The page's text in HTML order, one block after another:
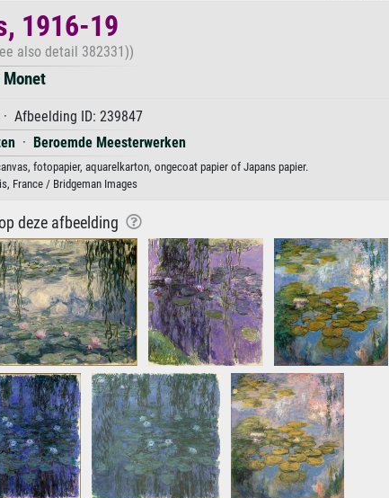
1916-19
also detail 382331))
Afbeelding ID: 239847
· Beroemde Meesterwerken
fotopapier, aquarelkarton, ongecoat papier of Japans papier.
France / Bridgeman Images
deze afbeelding